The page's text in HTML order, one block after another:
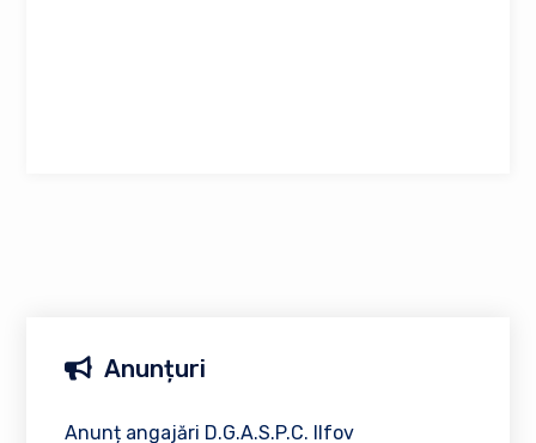
Anunțuri
Anunț angajări D.G.A.S.P.C. Ilfov